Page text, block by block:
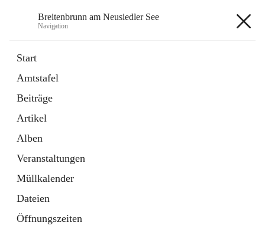
Breitenbrunn am Neusiedler See
Navigation
Start
Amtstafel
Beiträge
Artikel
Alben
Veranstaltungen
Müllkalender
Dateien
Öffnungszeiten
18 Schnellzugriffe
Gemeindeservice